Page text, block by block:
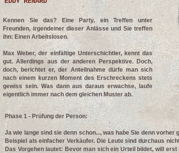
Kennen Sie das? Eine Party, ein Treffen unter
Freunden, irgendeiner dieser Anlässe und Sie treffen
ihn: Einen Arbeitslosen.
Max Weber, der einfältige Unterschichtler, kennt das
gut. Allerdings aus der anderen Perspektive. Doch,
doch, berichtet er, der Anteilnahme dürfe man sich
nach einem kurzen Moment des Erschreckens stets
gewiss sein. Was dann aus daraus erwachse, laufe
eigentlich immer nach dem gleichen Muster ab.
Phase 1 - Prüfung der Person:
Ja wie lange sind sie denn schon..., was habe Sie denn vorher
Beispiel als einfacher Verkäufer. Die Leute sind durchaus
Das Vorgehen lautet: Bevor man sich ein Urteil bildet, will